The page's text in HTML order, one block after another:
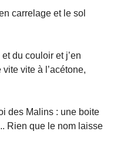
carrelage et le sol
du couloir et j’en
vite à l’acétone,
des Malins : une boite
Rien que le nom laisse